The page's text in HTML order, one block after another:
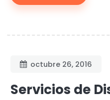
octubre 26, 2016
Servicios de